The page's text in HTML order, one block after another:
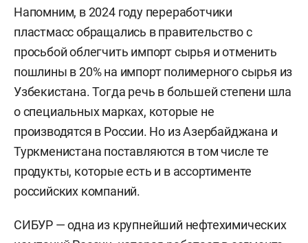
Напомним, в 2024 году переработчики
пластмасс обращались в правительство с
просьбой облегчить импорт сырья и отменить
пошлины в 20% на импорт полимерного сырья из
Узбекистана. Тогда речь в большей степени шла
о специальных марках, которые не
производятся в России. Но из Азербайджана и
Туркменистана поставляются в том числе те
продукты, которые есть и в ассортименте
российских компаний.
СИБУР — одна из крупнейший нефтехимических